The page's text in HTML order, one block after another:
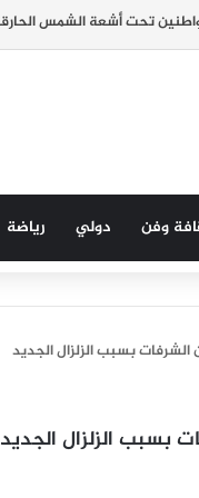
في مؤشر الازدهار العالمي.
وفن دولي رياضة
بسبب الزلزال الجديد
بسبب الزلزال الجديد